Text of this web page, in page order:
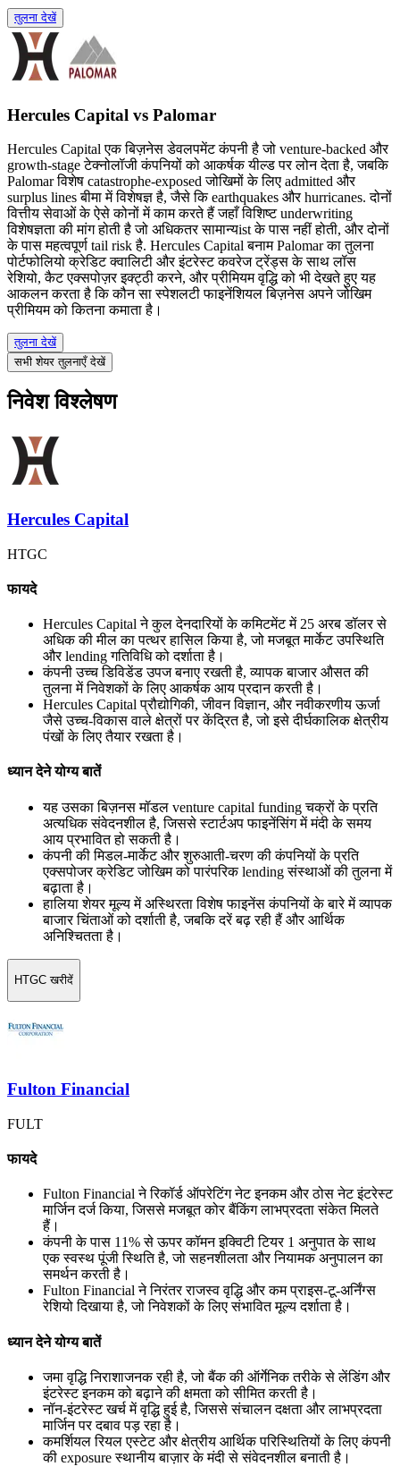
तुलना देखें
Hercules Capital vs Palomar
Hercules Capital एक बिज़नेस डेवलपमेंट कंपनी है जो venture-backed और
growth-stage टेक्नोलॉजी कंपनियों को आकर्षक यील्ड पर लोन देता है, जबकि
Palomar विशेष catastrophe-exposed जोखिमों के लिए admitted और
surplus lines बीमा में विशेषज्ञ है, जैसे कि earthquakes और hurricanes. दोनों
वित्तीय सेवाओं के ऐसे कोनों में काम करते हैं जहाँ विशिष्ट underwriting
विशेषज्ञता की मांग होती है जो अधिकतर सामान्यist के पास नहीं होती, और दोनों
के पास महत्वपूर्ण tail risk है. Hercules Capital बनाम Palomar का तुलना
पोर्टफोलियो क्रेडिट क्वालिटी और इंटरेस्ट कवरेज ट्रेंड्स के साथ लॉस
रेशियो, कैट एक्सपोज़र इक्ट्ठी करने, और प्रीमियम वृद्धि को भी देखते हुए यह
आकलन करता है कि कौन सा स्पेशलटी फाइनेंशियल बिज़नेस अपने जोखिम
प्रीमियम को कितना कमाता है।
तुलना देखें
सभी शेयर तुलनाएँ देखें
निवेश विश्लेषण
Hercules Capital
HTGC
फायदे
Hercules Capital ने कुल देनदारियों के कमिटमेंट में 25 अरब डॉलर से
अधिक की मील का पत्थर हासिल किया है, जो मजबूत मार्केट उपस्थिति
और lending गतिविधि को दर्शाता है।
कंपनी उच्च डिविडेंड उपज बनाए रखती है, व्यापक बाजार औसत की
तुलना में निवेशकों के लिए आकर्षक आय प्रदान करती है।
Hercules Capital प्रौद्योगिकी, जीवन विज्ञान, और नवीकरणीय ऊर्जा
जैसे उच्च-विकास वाले क्षेत्रों पर केंद्रित है, जो इसे दीर्घकालिक क्षेत्रीय
पंखों के लिए तैयार रखता है।
ध्यान देने योग्य बातें
यह उसका बिज़नस मॉडल venture capital funding चक्रों के प्रति
अत्यधिक संवेदनशील है, जिससे स्टार्टअप फाइनेंसिंग में मंदी के समय
आय प्रभावित हो सकती है।
कंपनी की मिडल-मार्केट और शुरुआती-चरण की कंपनियों के प्रति
एक्सपोजर क्रेडिट जोखिम को पारंपरिक lending संस्थाओं की तुलना में
बढ़ाता है।
हालिया शेयर मूल्य में अस्थिरता विशेष फाइनेंस कंपनियों के बारे में व्यापक
बाजार चिंताओं को दर्शाती है, जबकि दरें बढ़ रही हैं और आर्थिक
अनिश्चितता है।
HTGC खरीदें
Fulton Financial
FULT
फायदे
Fulton Financial ने रिकॉर्ड ऑपरेटिंग नेट इनकम और ठोस नेट इंटरेस्ट
मार्जिन दर्ज किया, जिससे मजबूत कोर बैंकिंग लाभप्रदता संकेत मिलते
हैं।
कंपनी के पास 11% से ऊपर कॉमन इक्विटी टियर 1 अनुपात के साथ
एक स्वस्थ पूंजी स्थिति है, जो सहनशीलता और नियामक अनुपालन का
समर्थन करती है।
Fulton Financial ने निरंतर राजस्व वृद्धि और कम प्राइस-टू-अर्निंग्स
रेशियो दिखाया है, जो निवेशकों के लिए संभावित मूल्य दर्शाता है।
ध्यान देने योग्य बातें
जमा वृद्धि निराशाजनक रही है, जो बैंक की ऑर्गेनिक तरीके से लेंडिंग और
इंटरेस्ट इनकम को बढ़ाने की क्षमता को सीमित करती है।
नॉन-इंटरेस्ट खर्च में वृद्धि हुई है, जिससे संचालन दक्षता और लाभप्रदता
मार्जिन पर दबाव पड़ रहा है।
कमर्शियल रियल एस्टेट और क्षेत्रीय आर्थिक परिस्थितियों के लिए कंपनी
की exposure स्थानीय बाज़ार के मंदी से संवेदनशील बनाती है।